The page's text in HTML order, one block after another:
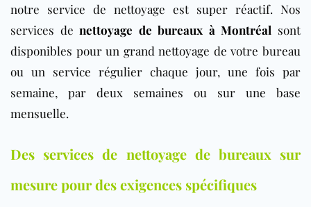
notre service de nettoyage est super réactif. Nos
services denettoyage de bureaux à Montréal sont
disponibles pour un grand nettoyage de votre bureau
ou un service régulier chaque jour, une fois par
semaine, par deux semaines ou sur une base
mensuelle.
Des services de nettoyage de bureaux sur
mesure pour des exigences spécifiques